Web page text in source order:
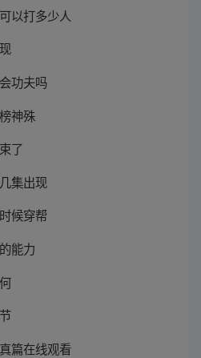
以打多少人
功夫吗
神殊
了
集出现
候穿帮
能力
篇在线观看